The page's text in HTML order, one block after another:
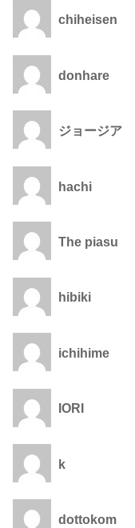
chiheisen
donhare
ジョージア
hachi
The piasu
hibiki
ichihime
IORI
k
dottokom